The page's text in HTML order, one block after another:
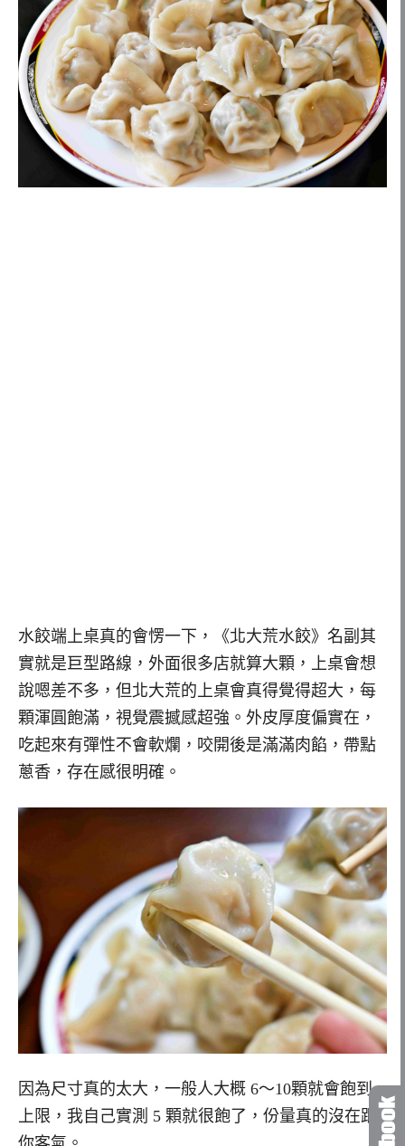
水餃端上桌真的會愣一下，《北大荒水餃》名副其
實就是巨型路線，外面很多店就算大顆，上桌會想
說嗯差不多，但北大荒的上桌會真得覺得超大，每
顆渾圓飽滿，視覺震撼感超強。外皮厚度偏實在，
吃起來有彈性不會軟爛，咬開後是滿滿肉餡，帶點
蔥香，存在感很明確。
因為尺寸真的太大，一般人大概 6～10顆就會飽到
上限，我自己實測 5 顆就很飽了，份量真的沒在跟